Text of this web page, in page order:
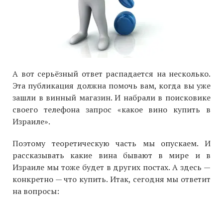
А вот серьёзный ответ распадается на несколько.
Эта публикация должна помочь вам, когда вы уже
зашли в винный магазин. И набрали в поисковике
своего телефона запрос «какое вино купить в
Израиле».
Поэтому теоретическую часть мы опускаем. И
рассказывать какие вина бывают в мире и в
Израиле мы тоже будет в других постах. А здесь —
конкретно — что купить. Итак, сегодня мы ответит
на вопросы: